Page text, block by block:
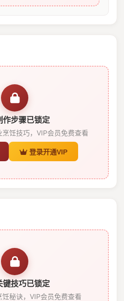
作步骤已锁定
饪技巧，VIP会员免费查看
登录开通VIP
键技巧已锁定
秘诀，VIP会员免费查看